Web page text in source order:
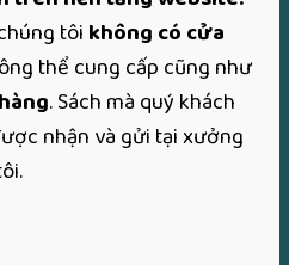
tôi không có cửa
thể cung cấp cũng như
. Sách mà quý khách
nhận và gửi tại xưởng